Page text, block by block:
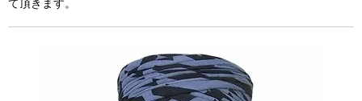
て頂きます。